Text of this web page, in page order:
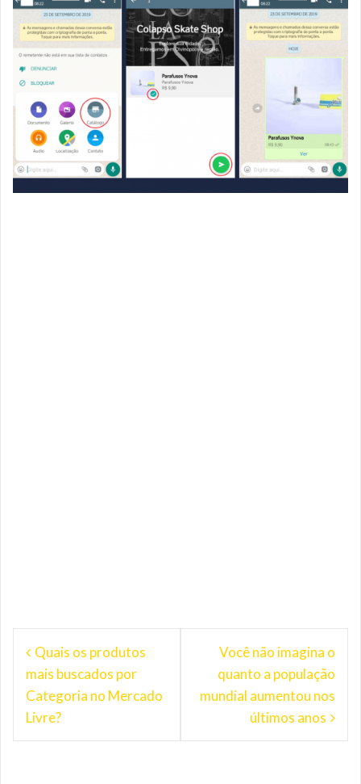
Navegação
de
Post
Quais os produtos
mais buscados por
Categoria no Mercado
Livre?
Você não imagina o
quanto a população
mundial aumentou nos
últimos anos